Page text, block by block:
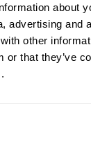
about
advertising and
other
or that they’ve